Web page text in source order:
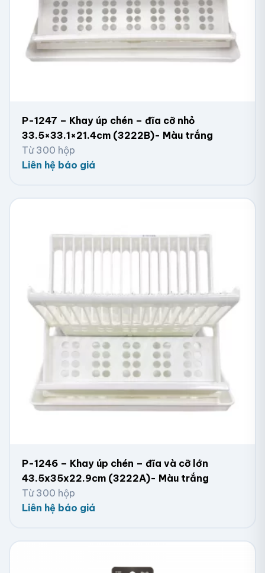
P-1247 – Khay úp chén – đĩa cỡ nhỏ
33.5×33.1×21.4cm (3222B)- Màu trắng
Từ 300 hộp
Liên hệ báo giá
P-1246 – Khay úp chén – đĩa và cỡ lớn
43.5x35x22.9cm (3222A)- Màu trắng
Từ 300 hộp
Liên hệ báo giá